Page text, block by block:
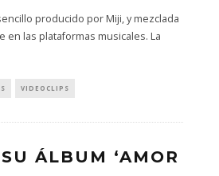
producido por Miji, y mezclada
en las plataformas musicales. La
VIDEOCLIPS
ÁLBUM ‘AMOR